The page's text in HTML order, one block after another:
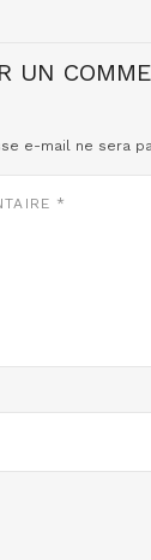
UN
e-mail ne sera